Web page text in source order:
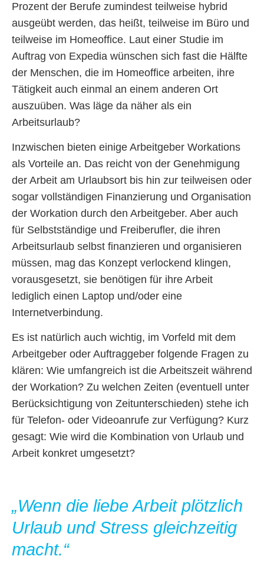
Prozent der Berufe zumindest teilweise hybrid
ausgeübt werden, das heißt, teilweise im Büro und
teilweise im Homeoffice. Laut einer Studie im
Auftrag von Expedia wünschen sich fast die Hälfte
der Menschen, die im Homeoffice arbeiten, ihre
Tätigkeit auch einmal an einem anderen Ort
auszuüben. Was läge da näher als ein
Arbeitsurlaub?
Inzwischen bieten einige Arbeitgeber Workations
als Vorteile an. Das reicht von der Genehmigung
der Arbeit am Urlaubsort bis hin zur teilweisen oder
sogar vollständigen Finanzierung und Organisation
der Workation durch den Arbeitgeber. Aber auch
für Selbstständige und Freiberufler, die ihren
Arbeitsurlaub selbst finanzieren und organisieren
müssen, mag das Konzept verlockend klingen,
vorausgesetzt, sie benötigen für ihre Arbeit
lediglich einen Laptop und/oder eine
Internetverbindung.
Es ist natürlich auch wichtig, im Vorfeld mit dem
Arbeitgeber oder Auftraggeber folgende Fragen zu
klären: Wie umfangreich ist die Arbeitszeit während
der Workation? Zu welchen Zeiten (eventuell unter
Berücksichtigung von Zeitunterschieden) stehe ich
für Telefon- oder Videoanrufe zur Verfügung? Kurz
gesagt: Wie wird die Kombination von Urlaub und
Arbeit konkret umgesetzt?
„Wenn die liebe Arbeit plötzlich
Urlaub und Stress gleichzeitig
macht.“